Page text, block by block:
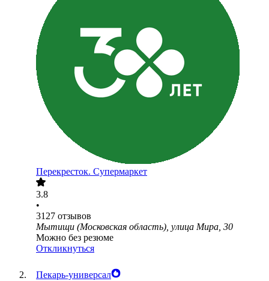
Перекресток. Супермаркет
3.8
•
3127 отзывов
Мытищи (Московская область), улица Мира, 30
Можно без резюме
Откликнуться
Пекарь-универсал